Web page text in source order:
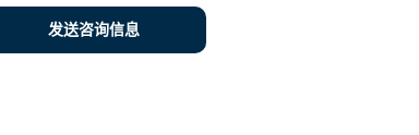
发送咨询信息